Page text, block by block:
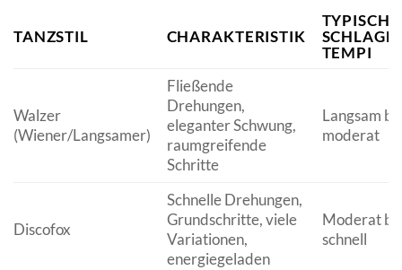
TANZSTIL CHARAKTERISTIK
TYPISCHE
TEMPI
Walzer
(Wiener/Langsamer)
Fließende
Drehungen,
eleganter Schwung,
raumgreifende
Schritte
Langsam bis
moderat
Discofox
Schnelle Drehungen,
Grundschritte, viele
Variationen,
energiegeladen
Moderat bis
schnell